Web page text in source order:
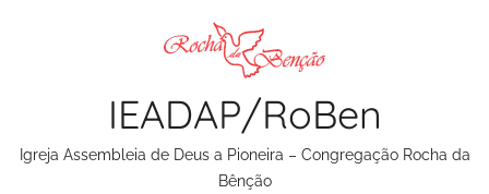
IEADAP/RoBen
Igreja Assembleia de Deus a Pioneira – Congregação Rocha da
Bênção